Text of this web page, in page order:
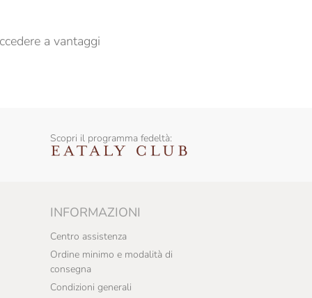
a vantaggi
Scopri il programma fedeltà:
INFORMAZIONI
Centro assistenza
Ordine minimo e modalità di
consegna
Condizioni generali